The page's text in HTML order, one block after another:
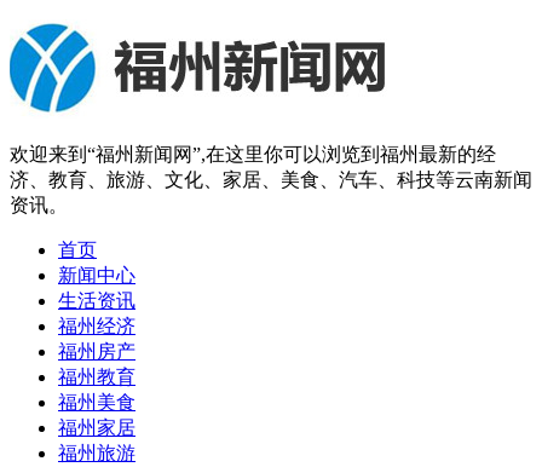
欢迎来到“福州新闻网”,在这里你可以浏览到福州最新的经
济、教育、旅游、文化、家居、美食、汽车、科技等云南新闻
资讯。
首页
新闻中心
生活资讯
福州经济
福州房产
福州教育
福州美食
福州家居
福州旅游